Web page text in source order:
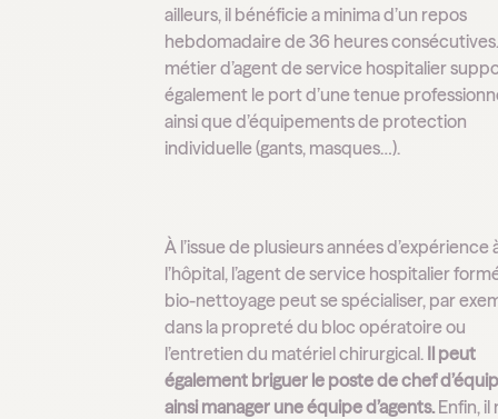
ailleurs, il bénéficie a minima d’un repos
hebdomadaire de 36 heures
métier d’agent de service hospitalier
également le port d’une tenue
ainsi que d’équipements de protection
individuelle (gants, masques…).
À l’issue de plusieurs années d’expérience
l’hôpital, l’agent de service hospitalier
bio-nettoyage peut se spécialiser, par
dans la propreté du bloc opératoire ou
l’entretien du matériel chirurgical. Il peut
également briguer le poste de chef
ainsi manager une équipe d’agents.Enfin, il